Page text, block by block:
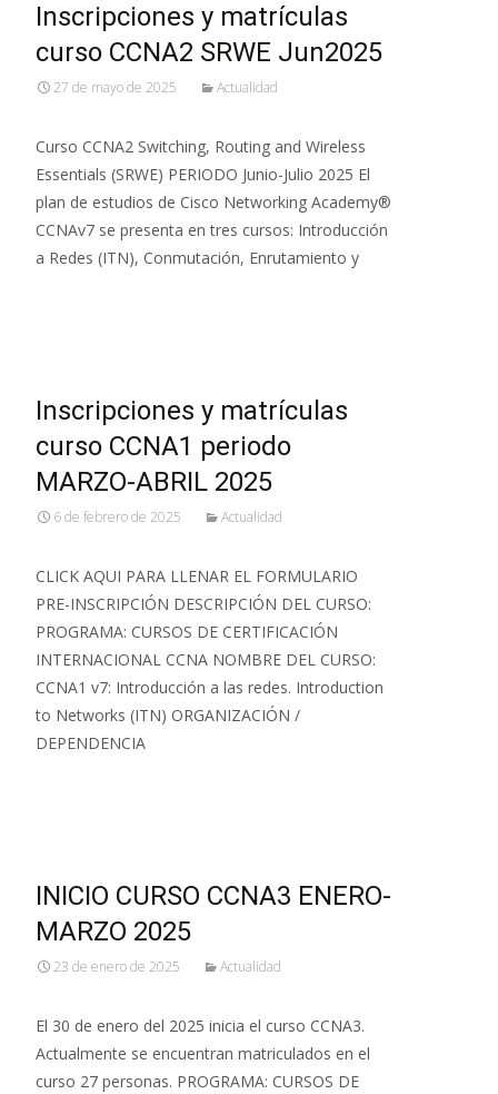
Inscripciones y matrículas
curso CCNA2 SRWE Jun2025
27 de mayo de 2025 Actualidad
Curso CCNA2 Switching, Routing and Wireless
Essentials (SRWE) PERIODO Junio-Julio 2025 El
plan de estudios de Cisco Networking Academy®
CCNAv7 se presenta en tres cursos: Introducción
a Redes (ITN), Conmutación, Enrutamiento y
Inscripciones y matrículas
curso CCNA1 periodo
MARZO-ABRIL 2025
6 de febrero de 2025 Actualidad
CLICK AQUI PARA LLENAR EL FORMULARIO
PRE-INSCRIPCIÓN DESCRIPCIÓN DEL CURSO:
PROGRAMA: CURSOS DE CERTIFICACIÓN
INTERNACIONAL CCNA NOMBRE DEL CURSO:
CCNA1 v7: Introducción a las redes. Introduction
to Networks (ITN) ORGANIZACIÓN /
DEPENDENCIA
INICIO CURSO CCNA3 ENERO-
MARZO 2025
23 de enero de 2025 Actualidad
El 30 de enero del 2025 inicia el curso CCNA3.
Actualmente se encuentran matriculados en el
curso 27 personas. PROGRAMA: CURSOS DE